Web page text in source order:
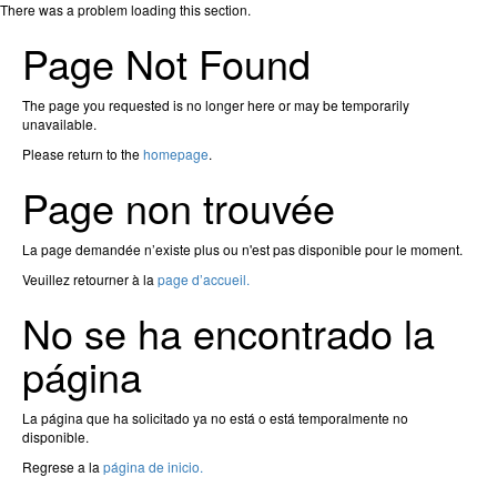
There was a problem loading this section.
Page Not Found
The page you requested is no longer here or may be temporarily
unavailable.
Please return to thehomepage.
Page non trouvée
La page demandée n’existe plus ou n'est pas disponible pour le moment.
Veuillez retourner à la page d’accueil.
No se ha encontrado la
página
La página que ha solicitado ya no está o está temporalmente no
disponible.
Regrese a la página de inicio.